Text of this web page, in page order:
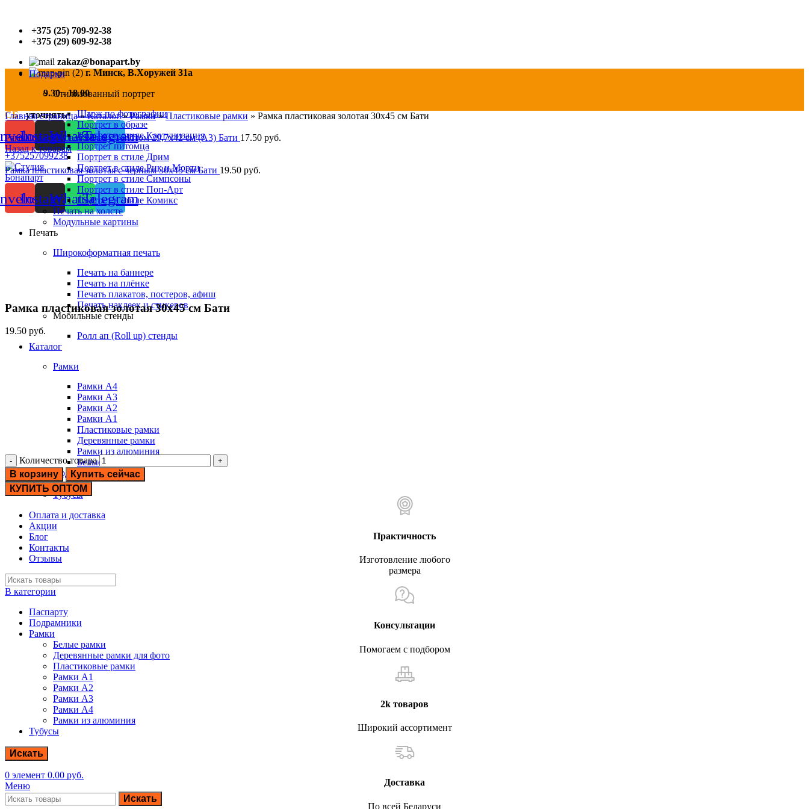
+375 (25) 709-92-38
+375 (29) 609-92-38
zakaz@bonapart.by
г. Минск, В.Хоружей 31а
9.30 - 18.00
СБуточнять
InstagramWhatsappTelegram
+375257099238
InstagramWhatsappTelegram
Подарки
Стилизованный портрет
Шарж по фотографии
Портрет в образе
Портрет в стиле Картунизация
Портрет питомца
Портрет в стиле Дрим
Портрет в стиле Рик и Морти
Портрет в стиле Симпсоны
Портрет в стиле Поп-Арт
Портрет в стиле Комикс
Печать на холсте
Модульные картины
Печать
Широкоформатная печать
Печать на баннере
Печать на плёнке
Печать плакатов, постеров, афиш
Печать наклеек и стикеров
Мобильные стенды
Ролл ап (Roll up) стенды
Каталог
Рамки
Рамки А4
Рамки А3
Рамки А2
Рамки А1
Пластиковые рамки
Деревянные рамки
Рамки из алюминия
Белые рамки
Подрамники
Паспарту
Тубусы
Оплата и доставка
Акции
Блог
Контакты
Отзывы
В категории
Паспарту
Подрамники
Рамки
Белые рамки
Деревянные рамки для фото
Пластиковые рамки
Рамки А1
Рамки А2
Рамки А3
Рамки А4
Рамки из алюминия
Тубусы
Искать
0 элемент 0.00 руб.
Меню
Искать
Главная страница»Каталог»Рамки»Пластиковые рамки » Рамка пластиковая золотая 30х45 см Бати
Рамка пластиковая белая с золотом 29,7х42 см (А3) Бати 17.50 руб.
Назад к товарам
Рамка пластиковая золотая с черным 30х45 см Бати 19.50 руб.
Нажмите, чтобы увеличить
Рамка пластиковая золотая 30х45 см Бати
19.50 руб.
Количество товара
В корзину
Купить сейчас
КУПИТЬ ОПТОМ
Практичность
Изготовление любого
размера
Консультации
Помогаем с подбором
2k товаров
Широкий ассортимент
Доставка
По всей Беларуси